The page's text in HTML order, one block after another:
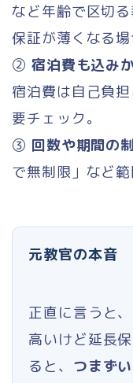
など年齢で区切
保証が薄くなる場
② 宿泊費も込み
宿泊費は自己負
要チェック。
③ 回数や期間の
で無制限」など
元教官の本音
正直に言うと
高いけど延長
ると、 つまず